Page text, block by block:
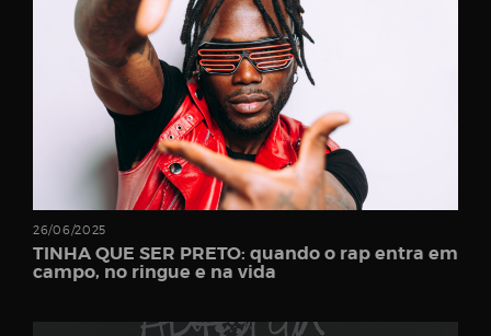
Password
Remember
26/06/2025
TINHA QUE SER PRETO: quando o rap entra em
campo, no ringue e na vida